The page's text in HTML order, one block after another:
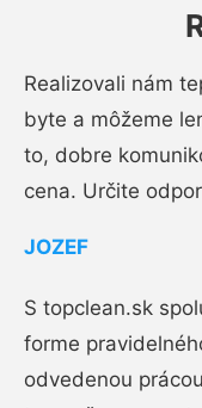
Realizovali nám
byte a môžeme
to, dobre
cena. Určite
JOZEF
S topclean.sk
forme
odvedenou